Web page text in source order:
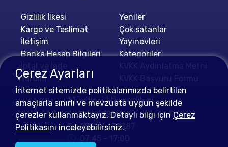
Gizlilik İlkesi
Kargo ve Teslimat
İletişim
Banka Hesap Bilgileri
Yardım
Yeniler
Çok satanlar
Yayınevleri
Kategoriler
Müşteri Hizmetleri
0212 4813112
0552 0478387
07:45 - 17:00
Çerez Ayarları
İnternet sitemizde politikalarımızda belirtilen
amaçlarla sınırlı ve mevzuata uygun şekilde
çerezler kullanmaktayız. Detaylı bilgi için Çerez
Politikasını inceleyebilirsiniz.